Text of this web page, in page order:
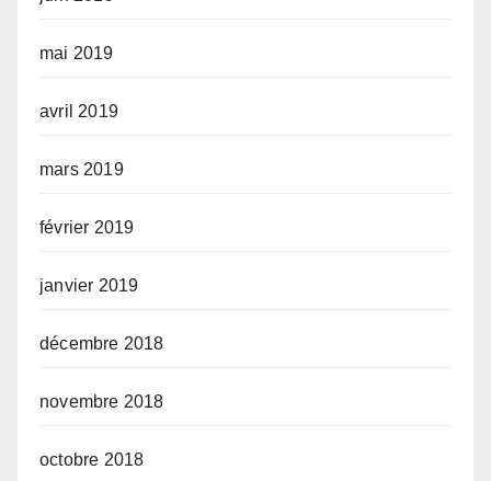
mai 2019
avril 2019
mars 2019
février 2019
janvier 2019
décembre 2018
novembre 2018
octobre 2018